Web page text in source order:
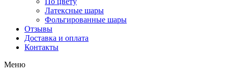
Латексные шары
Фольгированные шары
Отзывы
Доставка и оплата
Контакты
Меню